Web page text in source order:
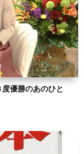
優勝のあのひと